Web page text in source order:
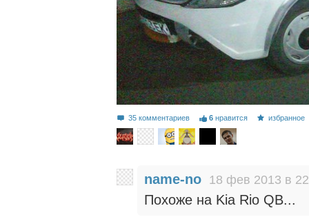
35 комментариев 6 нравится избранное
name-no 18 фев 2013 в
Похоже на Kia Rio QB...